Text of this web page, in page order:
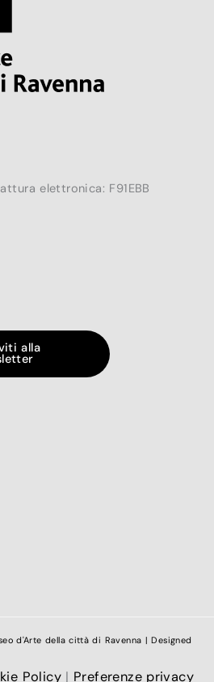
elettronica: F91EBB
alla
d'Arte della città di Ravenna | Designed
Policy | Preferenze privacy